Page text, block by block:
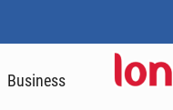
Business